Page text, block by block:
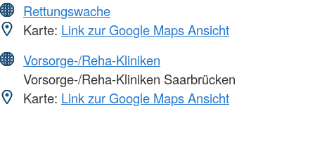
Rettungswache
Karte: Link zur Google Maps Ansicht
Vorsorge-/Reha-Kliniken
Vorsorge-/Reha-Kliniken Saarbrücken
Karte: Link zur Google Maps Ansicht